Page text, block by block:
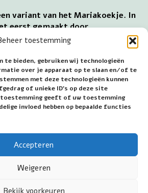
toestemming
te bieden, gebruiken wij technologieën
over je apparaat op te slaan en/of te
met deze technologieën kunnen
of unieke ID's op deze site
toestemming geeft of uw toestemming
invloed hebben op bepaalde functies
Accepteren
Weigeren
Bekijk voorkeuren
variant van het Mariakoekje. In
eerst gemaakt door
Frean & Co. Ltd. te Londen. Dit
van Rusland (1853-1920),
en Alfred Ernst Albert
van Edinburgh en hertog van
Gotha (1893-1900). De naam
afgeleid van de voornaam van
~~~
3 juni 2025